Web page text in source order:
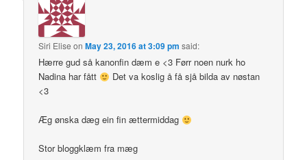
Siri Elise onMay 23, 2016 at 3:09 pm said:
Hærre gud så kanonfin dæm e <3 Førr noen nurk ho
Nadina har fått
Det va koslig å få sjå bilda av nøstan
<3
Æg ønska dæg ein fin ættermiddag
Stor bloggklæm fra mæg